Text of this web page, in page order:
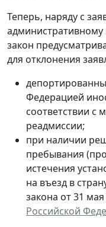
Теперь, наряду с
закон
для отклонения
Федерацией
соответствии с
реадмиссии;
при наличии
пребывания
истечения
на въезд в
закона от 31
Российской